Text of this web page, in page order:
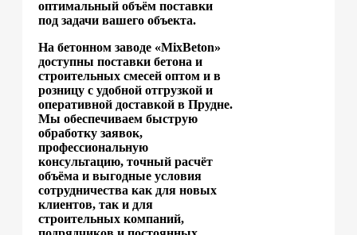
оптимальный объём поставки
под задачи вашего объекта.
На бетонном заводе «MixBeton»
доступны поставки бетона и
строительных смесей оптом и в
розницу с удобной отгрузкой и
оперативной доставкой в Прудне.
Мы обеспечиваем быструю
обработку заявок,
профессиональную
консультацию, точный расчёт
объёма и выгодные условия
сотрудничества как для новых
клиентов, так и для
строительных компаний,